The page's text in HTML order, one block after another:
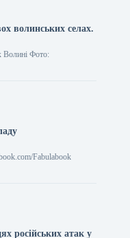
волинських селах.
Волині Фото:
Fabulabook
російських атак у